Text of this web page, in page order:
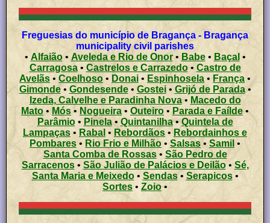
Freguesias do município de Bragança - Bragança
municipality civil parishes
• Alfaião• Aveleda e Rio de Onor• Babe• Baçal •
Carragosa• Castrelos e Carrazedo• Castro de
Avelãs • Coelhoso • Donai • Espinhosela •França •
Gimonde• Gondesende• Gostei• Grijó de Parada•
Izeda, Calvelhe e Paradinha Nova• Macedo do
Mato • Mós • Nogueira • Outeiro• Parada e Faílde •
Parâmio• Pinela• Quintanilha•Quintela de
Lampaças• Rabal • Rebordãos • Rebordainhos e
Pombares • Rio Frio e Milhão • Salsas •Samil •
Santa Comba de Rossas• São Pedro de
Sarracenos• São Julião de Palácios e Deilão• Sé,
Santa Maria e Meixedo• Sendas• Serapicos•
Sortes • Zoio•